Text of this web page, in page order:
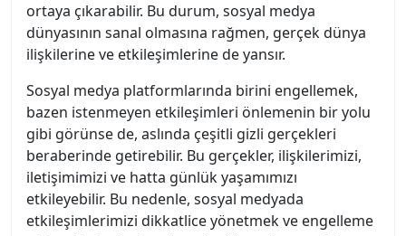
ortaya çıkarabilir. Bu durum, sosyal medya
dünyasının sanal olmasına rağmen, gerçek dünya
ilişkilerine ve etkileşimlerine de yansır.
Sosyal medya platformlarında birini engellemek,
bazen istenmeyen etkileşimleri önlemenin bir yolu
gibi görünse de, aslında çeşitli gizli gerçekleri
beraberinde getirebilir. Bu gerçekler, ilişkilerimizi,
iletişimimizi ve hatta günlük yaşamımızı
etkileyebilir. Bu nedenle, sosyal medyada
etkileşimlerimizi dikkatlice yönetmek ve engelleme